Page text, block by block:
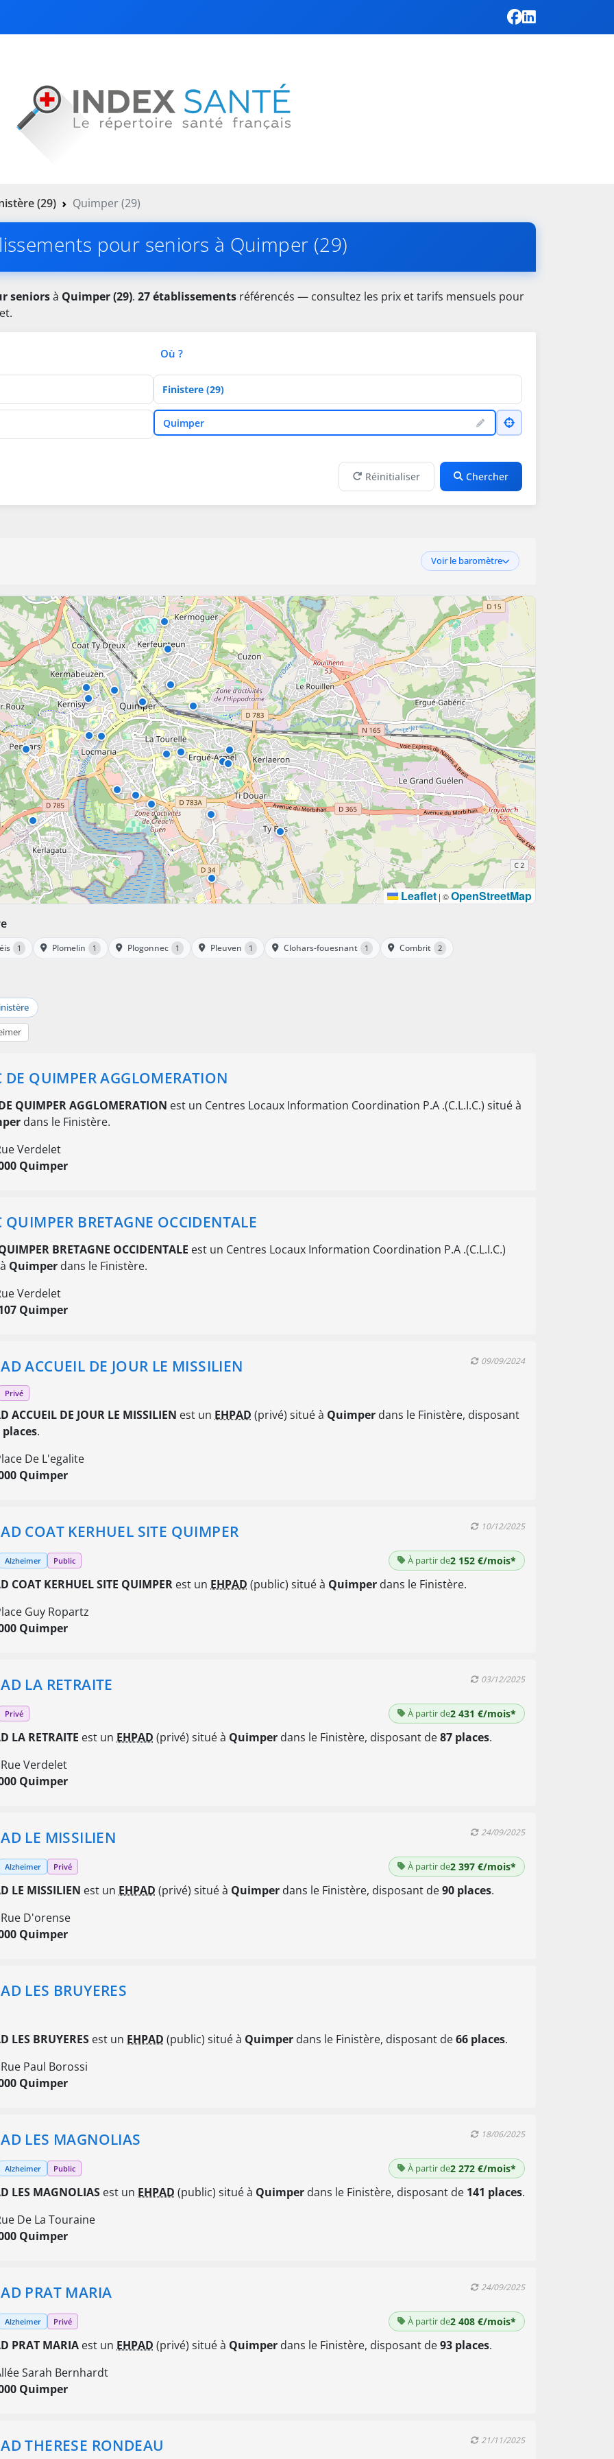
(29) Quimper (29)
pour seniors à Quimper (29)
seniorsà Quimper (29). 27 établissements référencés — consultez les prix et tarifs mensuels pour
Où ?
Département
VilleQuimper
Réinitialiser Chercher
Voir le baromètre
Leaflet | ©OpenStreetMap
1 Plomelin 1 Plogonnec 1 Pleuven 1 Clohars-fouesnant 1 Combrit 2
DE QUIMPER AGGLOMERATION
QUIMPER AGGLOMERATION est un Centres Locaux Information Coordination P.A .(C.L.I.C.) situé à
dans le Finistère.
Verdelet
Quimper
QUIMPER BRETAGNE OCCIDENTALE
BRETAGNE OCCIDENTALE est un Centres Locaux Information Coordination P.A .(C.L.I.C.)
Quimper dans le Finistère.
Verdelet
Quimper
ACCUEIL DE JOUR LE MISSILIEN 09/09/2024
Privé
ACCUEIL DE JOUR LE MISSILIEN est un EHPAD (privé) situé à Quimper dans le Finistère, disposant
places.
De L'egalite
Quimper
COAT KERHUEL SITE QUIMPER 10/12/2025
Alzheimer Public À partir de2 152 €/mois*
COAT KERHUEL SITE QUIMPER est un EHPAD (public) situé à Quimper dans le Finistère.
Guy Ropartz
Quimper
LA RETRAITE 03/12/2025
Privé À partir de2 431 €/mois*
LA RETRAITE est un EHPAD (privé) situé à Quimper dans le Finistère, disposant de87 places.
Verdelet
Quimper
LE MISSILIEN 24/09/2025
Alzheimer Privé À partir de2 397 €/mois*
LE MISSILIEN est un EHPAD (privé) situé à Quimper dans le Finistère, disposant de90 places.
D'orense
Quimper
LES BRUYERES
LES BRUYERES est un EHPAD (public) situé à Quimper dans le Finistère, disposant de66 places.
Paul Borossi
Quimper
LES MAGNOLIAS 18/06/2025
Alzheimer Public À partir de2 272 €/mois*
LES MAGNOLIAS est un EHPAD (public) situé à Quimper dans le Finistère, disposant de 141 places.
De La Touraine
Quimper
PRAT MARIA 24/09/2025
Alzheimer Privé À partir de2 408 €/mois*
PRAT MARIA est un EHPAD (privé) situé à Quimper dans le Finistère, disposant de93 places.
Sarah Bernhardt
Quimper
THERESE RONDEAU 21/11/2025